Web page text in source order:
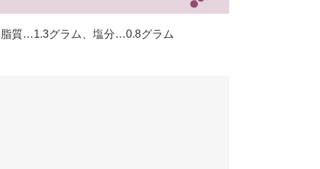
質…1.3グラム、塩分…0.8グラム